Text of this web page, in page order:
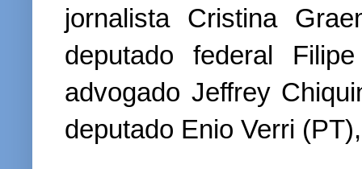
jornalista Cristina
deputado federal
advogado Jeffrey
deputado Enio Verri